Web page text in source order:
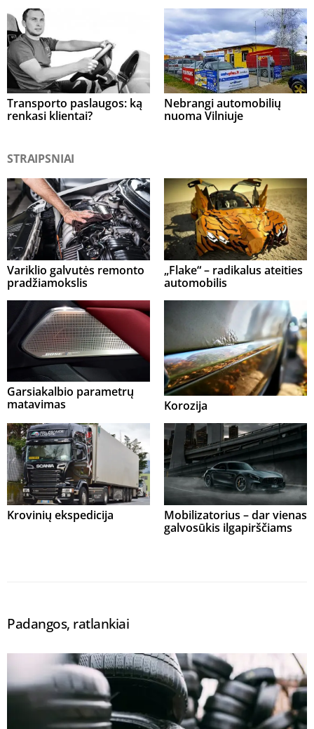
Transporto paslaugos: ką
renkasi klientai?
Nebrangi automobilių
nuoma Vilniuje
STRAIPSNIAI
Variklio galvutės remonto
pradžiamokslis
„Flake“ – radikalus ateities
automobilis
Garsiakalbio parametrų
matavimas
Korozija
Krovinių ekspedicija
Mobilizatorius – dar vienas
galvosūkis ilgapirščiams
Padangos, ratlankiai